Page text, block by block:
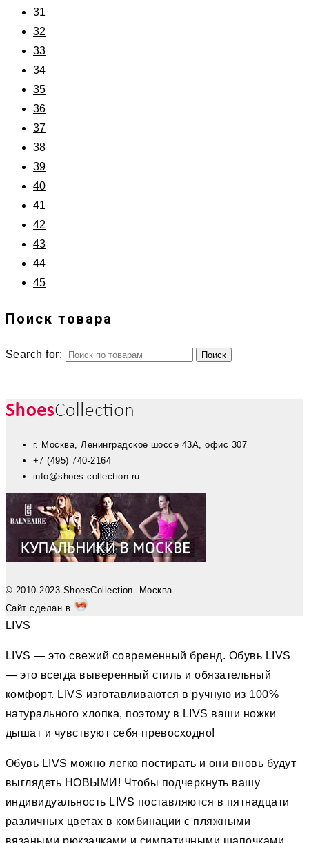
31
32
33
34
35
36
37
38
39
40
41
42
43
44
45
Поиск товара
Search for:
г. Москва, Ленинградское шоссе 43А, офис 307
+7 (495) 740-2164
info@shoes-collection.ru
© 2010-2023 ShoesCollection. Москва.
Сайт сделан в
LIVS
LIVS — это свежий современный бренд. Обувь LIVS
— это всегда выверенный стиль и обязательный
комфорт. LIVS изготавливаются в ручную из 100%
натурального хлопка, поэтому в LIVS ваши ножки
дышат и чувствуют себя превосходно!
Обувь LIVS можно легко постирать и они вновь будут
выглядеть НОВЫМИ! Чтобы подчеркнуть вашу
индивидуальность LIVS поставляются в пятнадцати
различных цветах в комбинации с пляжными